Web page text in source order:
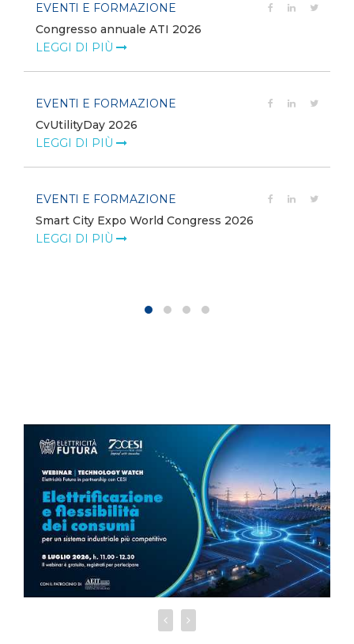
EVENTI E FORMAZIONE
Congresso annuale ATI 2026
LEGGI DI PIÙ
EVENTI E FORMAZIONE
CvUtilityDay 2026
LEGGI DI PIÙ
EVENTI E FORMAZIONE
Smart City Expo World Congress 2026
LEGGI DI PIÙ